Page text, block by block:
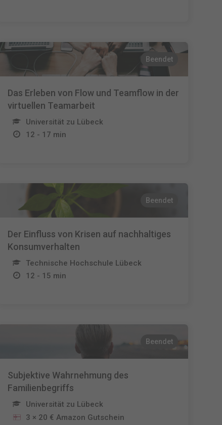
Beendet
Das Erleben von Flow und Teamflow in der
virtuellen Teamarbeit
Universität zu Lübeck
12 - 17 min
Beendet
Der Einfluss von Krisen auf nachhaltiges
Konsumverhalten
Technische Hochschule Lübeck
12 - 15 min
Beendet
Subjektive Wahrnehmung des
Familienbegriffs
Universität zu Lübeck
3 × 20 € Amazon Gutschein